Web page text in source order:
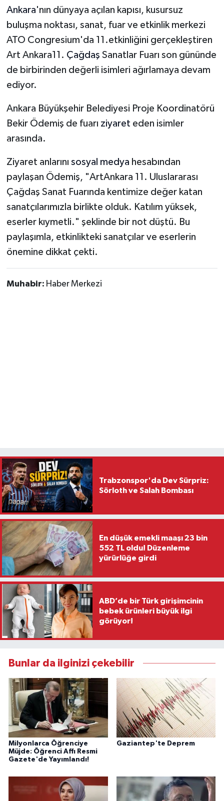
Ankara'nın dünyaya açılan kapısı, kusursuz
buluşma noktası, sanat, fuar ve etkinlik merkezi
ATO Congresium'da 11.etkinliğini gerçekleştiren
Art Ankara11. Çağdaş Sanatlar Fuarı son gününde
de birbirinden değerli isimleri ağırlamaya devam
ediyor.
Ankara Büyükşehir Belediyesi Proje Koordinatörü
Bekir Ödemiş de fuarı ziyaret eden isimler
arasında.
Ziyaret anlarını sosyal medya hesabından
paylaşan Ödemiş, "ArtAnkara 11. Uluslararası
Çağdaş Sanat Fuarında kentimize değer katan
sanatçılarımızla birlikte olduk. Katılım yüksek,
eserler kıymetli." şeklinde bir not düştü. Bu
paylaşımla, etkinlikteki sanatçılar ve eserlerin
önemine dikkat çekti.
Muhabir: Haber Merkezi
Trabzonspor'da Dev Sürpriz:
Sörloth ve Salah Bombası
En düşük emekli maaşı 23 bin
552 TL oldu! Düzenleme
yürürlüğe girdi
ABD’de bir Türk girişimcinin
bebek ürünleri büyük ilgi
görüyor!
Bunlar da ilginizi çekebilir
Milyonlarca Öğrenciye
Müjde: Öğrenci Affı Resmi
Gazete'de Yayımlandı!
Gaziantep'te Deprem
Seri İlan
Siyaset
Sokak Hayvanlarını Sahiplendirme
Sonsöz Özel
Spor
Yaşam